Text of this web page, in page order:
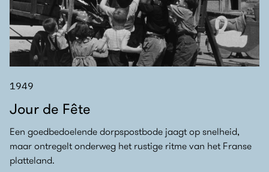
Jour de Fête
1949
Een goedbedoelende dorpspostbode jaagt op snelheid,
maar ontregelt onderweg het rustige ritme van het Franse
platteland.